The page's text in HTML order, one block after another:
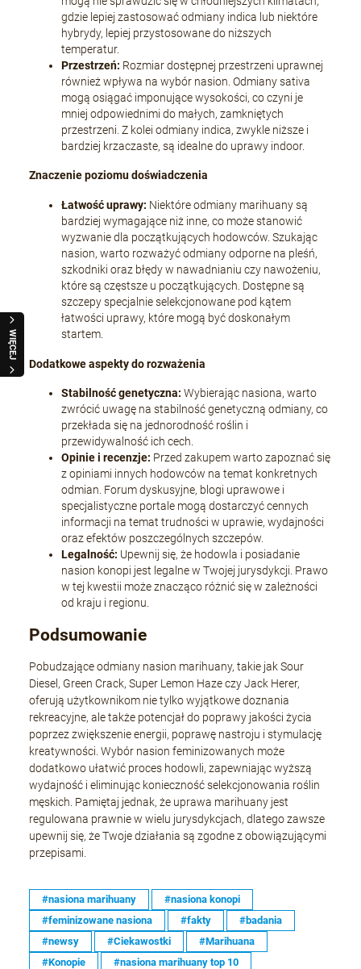
WIĘCEJ
gdzie lepiej zastosować odmiany indica lub niektóre
hybrydy, lepiej przystosowane do niższych
temperatur.
Przestrzeń: Rozmiar dostępnej przestrzeni uprawnej
również wpływa na wybór nasion. Odmiany sativa
mogą osiągać imponujące wysokości, co czyni je
mniej odpowiednimi do małych, zamkniętych
przestrzeni. Z kolei odmiany indica, zwykle niższe i
bardziej krzaczaste, są idealne do uprawy indoor.
Znaczenie poziomu doświadczenia
Łatwość uprawy: Niektóre odmiany marihuany są
bardziej wymagające niż inne, co może stanowić
wyzwanie dla początkujących hodowców. Szukając
nasion, warto rozważyć odmiany odporne na pleśń,
szkodniki oraz błędy w nawadnianiu czy nawożeniu,
które są częstsze u początkujących. Dostępne są
szczepy specjalnie selekcjonowane pod kątem
łatwości uprawy, które mogą być doskonałym
startem.
Dodatkowe aspekty do rozważenia
Stabilność genetyczna: Wybierając nasiona, warto
zwrócić uwagę na stabilność genetyczną odmiany, co
przekłada się na jednorodność roślin i
przewidywalność ich cech.
Opinie i recenzje: Przed zakupem warto zapoznać się
z opiniami innych hodowców na temat konkretnych
odmian. Forum dyskusyjne, blogi uprawowe i
specjalistyczne portale mogą dostarczyć cennych
informacji na temat trudności w uprawie, wydajności
oraz efektów poszczególnych szczepów.
Legalność: Upewnij się, że hodowla i posiadanie
nasion konopi jest legalne w Twojej jurysdykcji. Prawo
w tej kwestii może znacząco różnić się w zależności
od kraju i regionu.
Podsumowanie
Pobudzające odmiany nasion marihuany, takie jak Sour
Diesel, Green Crack, Super Lemon Haze czy Jack Herer,
oferują użytkownikom nie tylko wyjątkowe doznania
rekreacyjne, ale także potencjał do poprawy jakości życia
poprzez zwiększenie energii, poprawę nastroju i stymulację
kreatywności. Wybór nasion feminizowanych może
dodatkowo ułatwić proces hodowli, zapewniając wyższą
wydajność i eliminując konieczność selekcjonowania roślin
męskich. Pamiętaj jednak, że uprawa marihuany jest
regulowana prawnie w wielu jurysdykcjach, dlatego zawsze
upewnij się, że Twoje działania są zgodne z obowiązującymi
przepisami.
#nasiona marihuany
#nasiona konopi
#feminizowane nasiona
#fakty
#badania
#newsy
#Ciekawostki
#Marihuana
#Konopie
#nasiona marihuany top 10